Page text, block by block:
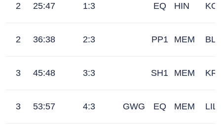
2 25:47 1:3 EQ HIN
2 36:38 2:3 PP1 MEM
3 45:48 3:3 SH1 MEM
3 53:57 4:3 GWG EQ MEM